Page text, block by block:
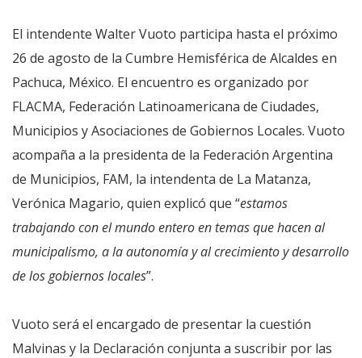
El intendente Walter Vuoto participa hasta el próximo
26 de agosto de la Cumbre Hemisférica de Alcaldes en
Pachuca, México. El encuentro es organizado por
FLACMA, Federación Latinoamericana de Ciudades,
Municipios y Asociaciones de Gobiernos Locales. Vuoto
acompaña a la presidenta de la Federación Argentina
de Municipios, FAM, la intendenta de La Matanza,
Verónica Magario, quien explicó que “estamos
trabajando con el mundo entero en temas que hacen al
municipalismo, a la autonomía y al crecimiento y desarrollo
de los gobiernos locales”.
Vuoto será el encargado de presentar la cuestión
Malvinas y la Declaración conjunta a suscribir por las